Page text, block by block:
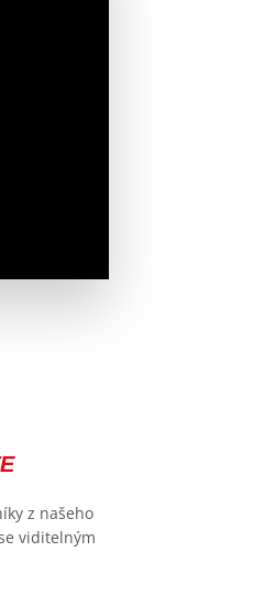
z našeho
viditelným